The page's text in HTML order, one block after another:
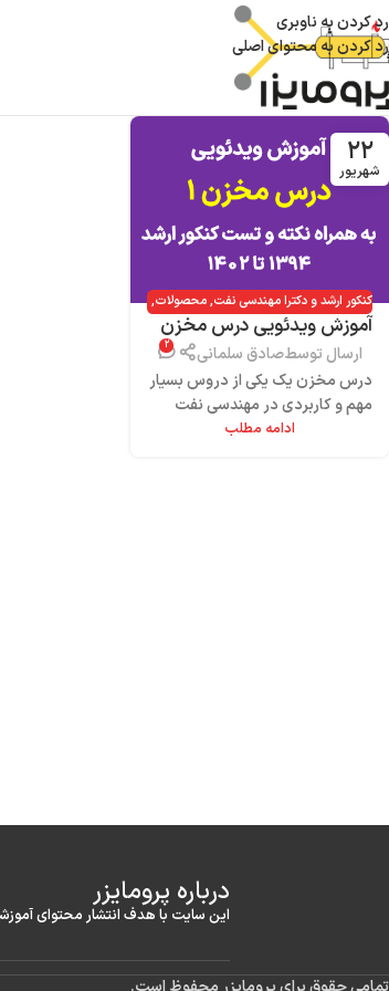
رد کردن به ناوبری
رد کردن به محتوای اصلی
۲۲
شهریور
کنکور ارشد و دکترا مهندسی نفت,محصولات,
مهندسی مخزن
آموزش ویدئویی درس مخزن
یک (به همراه نکته و تست
کنکور)
ارسال توسطصادق سلمانی ۲
درس مخزن یک یکی از دروس بسیار
مهم و کاربردی در مهندسی نفت
است که پیش‌نیاز بسیاری از دروس
ادامه مطلب
درباره‌ پرومایزر
این سایت با هدف انتشار محتوای